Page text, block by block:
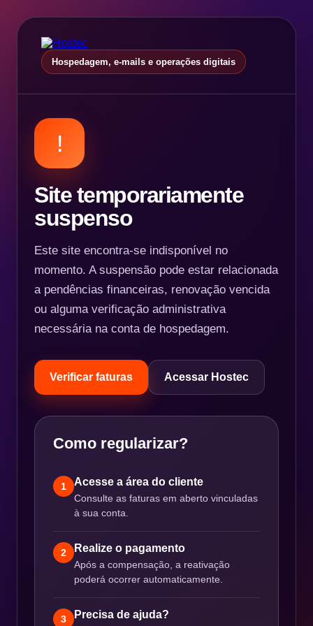
Hospedagem, e-mails e operações digitais
!
Site temporariamente
suspenso
Este site encontra-se indisponível no
momento. A suspensão pode estar relacionada
a pendências financeiras, renovação vencida
ou alguma verificação administrativa
necessária na conta de hospedagem.
Verificar faturas Acessar Hostec
Como regularizar?
1 Acesse a área do cliente
Consulte as faturas em aberto vinculadas
à sua conta.
2 Realize o pagamento
Após a compensação, a reativação
poderá ocorrer automaticamente.
3 Precisa de ajuda?